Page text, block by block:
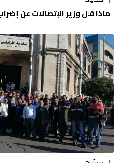
ماذا قال وزير الإتصالات عن